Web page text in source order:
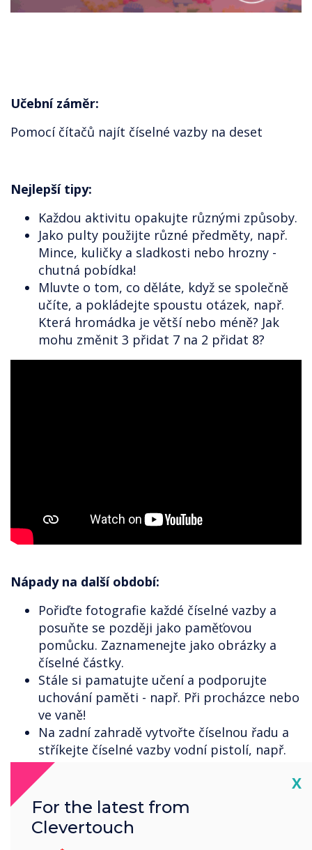
Učební záměr:
Pomocí čítačů najít číselné vazby na deset
Nejlepší tipy:
Každou aktivitu opakujte různými způsoby.
Jako pulty použijte různé předměty, např.
Mince, kuličky a sladkosti nebo hrozny -
chutná pobídka!
Mluvte o tom, co děláte, když se společně
učíte, a pokládejte spoustu otázek, např.
Která hromádka je větší nebo méně? Jak
mohu změnit 3 přidat 7 na 2 přidat 8?
Nápady na další období:
Pořiďte fotografie každé číselné vazby a
posuňte se později jako paměťovou
pomůcku. Zaznamenejte jako obrázky a
číselné částky.
Stále si pamatujte učení a podporujte
uchování paměti - např. Při procházce nebo
ve vaně!
Na zadní zahradě vytvořte číselnou řadu a
stříkejte číselné vazby vodní pistolí, např.
Stříkněte číslo, které odpovídá číslu 7,
abyste vytvořili 10.
X
For the latest from
Clevertouch